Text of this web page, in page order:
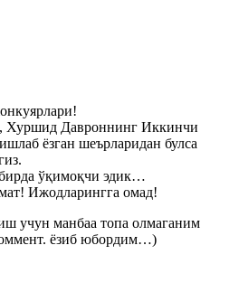
Хуршид Давроннинг Иккинчи
ёзган шеърларидан булса
ўқимоқчи эдик…
Ижодларингга омад!
учун манбаа топа олмаганим
ёзиб юбордим…)